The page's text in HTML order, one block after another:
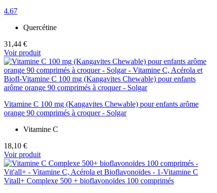
4.67
Quercétine
31,44 €
Voir produit
Vitamine C 100 mg (Kangavites Chewable) pour enfants arôme
orange 90 comprimés à croquer - Solgar
Vitamine C
18,10 €
Voir produit